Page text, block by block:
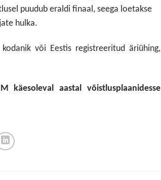
puudub eraldi finaal, seega loetakse
hulka.
või Eestis registreeritud äriühing,
käesoleval aastal võistlusplaanidesse